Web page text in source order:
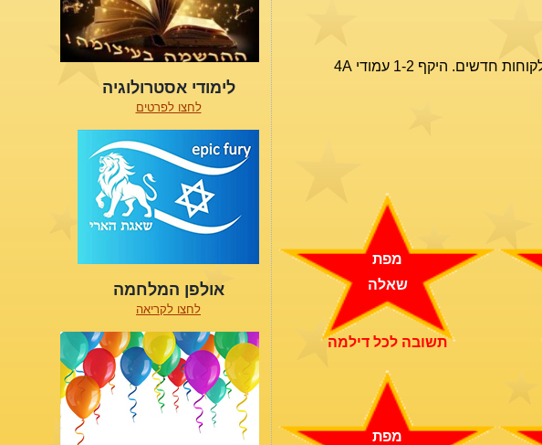
תחזית בלבד (ללא ניתוח אישיות) – 700 ₪ ללקוח חוזר שהמפה שלו כבר קיימת במערכת, ו-1100 ש"ח ללקוחות חדשים. היקף 1-2 עמודי 4A
מפת
שאלה
תשובה לכל דילמה
מפת
לימודי אסטרולוגיה
לחצו לפרטים
אולפן המלחמה
לחצו לקריאה